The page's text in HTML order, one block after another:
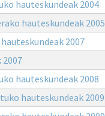
hauteskundeak 2004
hauteskundeak 2005
2007
2007
hauteskundeak 2008
hauteskundeak 2009